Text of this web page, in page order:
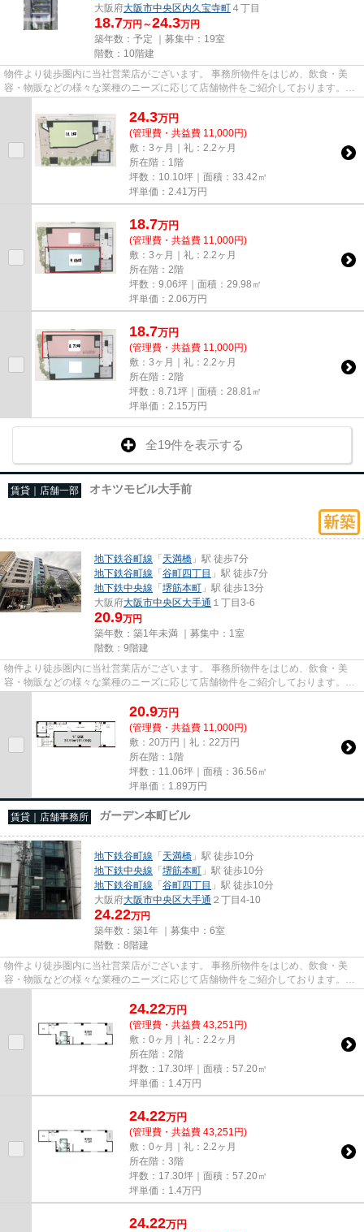
大阪府大阪市中央区内久宝寺町 ４丁目
18.7万円～24.3万円
築年数：予定 ｜募集中： 19室
階数：10階建
物件より徒歩圏内に当社営業店がございます。 事務所物件をはじめ、飲食・美
容・物販などの様々な業種のニーズに応じて店舗物件をご紹介しております。
尚、弊社ではおとり広告は一切...
24.3万円
(管理費・共益費 11,000円)
敷：3ヶ月｜礼：2.2ヶ月
所在階：1階
坪数：10.10坪｜面積：33.42㎡
坪単価： 2.41 万円
18.7万円
(管理費・共益費 11,000円)
敷：3ヶ月｜礼：2.2ヶ月
所在階：2階
坪数：9.06坪｜面積：29.98㎡
坪単価： 2.06万円
18.7万円
(管理費・共益費 11,000円)
敷：3ヶ月｜礼：2.2ヶ月
所在階：2階
坪数：8.71坪｜面積：28.81㎡
坪単価： 2.15万円
全19件を表示する
賃貸｜店舗一部 オキツモビル大手前
地下鉄谷町線 「天満橋 」駅 徒歩7分
地下鉄谷町線 「谷町四丁目 」駅 徒歩7分
地下鉄中央線 「堺筋本町 」駅 徒歩13分
大阪府大阪市中央区大手通 １丁目3-6
20.9万円
築年数：築1年未満 ｜募集中： 1室
階数：9階建
物件より徒歩圏内に当社営業店がございます。 事務所物件をはじめ、飲食・美
容・物販などの様々な業種のニーズに応じて店舗物件をご紹介しております。
尚、弊社ではおとり広告は一切...
20.9万円
(管理費・共益費 11,000円)
敷：20万円｜礼：22万円
所在階：1階
坪数：11.06坪｜面積：36.56㎡
坪単価： 1.89万円
賃貸｜店舗事務所 ガーデン本町ビル
地下鉄谷町線 「天満橋 」駅 徒歩10分
地下鉄中央線 「堺筋本町 」駅 徒歩10分
地下鉄谷町線 「谷町四丁目 」駅 徒歩10分
大阪府大阪市中央区大手通 ２丁目4-10
24.22万円
築年数：築1年 ｜募集中： 6室
階数：8階建
物件より徒歩圏内に当社営業店がございます。 事務所物件をはじめ、飲食・美
容・物販などの様々な業種のニーズに応じて店舗物件をご紹介しております。
尚、弊社ではおとり広告は一切...
24.22万円
(管理費・共益費 43,251円)
敷：0ヶ月｜礼：2.2ヶ月
所在階：2階
坪数：17.30坪｜面積：57.20㎡
坪単価： 1.4万円
24.22万円
(管理費・共益費 43,251円)
敷：0ヶ月｜礼：2.2ヶ月
所在階：3階
坪数：17.30坪｜面積：57.20㎡
坪単価： 1.4万円
24.22万円